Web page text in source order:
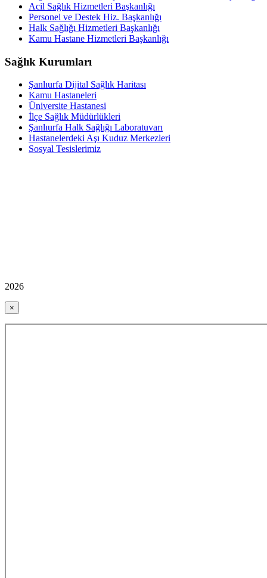
Acil Sağlık Hizmetleri Başkanlığı
Personel ve Destek Hiz. Başkanlığı
Halk Sağlığı Hizmetleri Başkanlığı
Kamu Hastane Hizmetleri Başkanlığı
Sağlık Kurumları
Şanlıurfa Dijital Sağlık Haritası
Kamu Hastaneleri
Üniversite Hastanesi
İlçe Sağlık Müdürlükleri
Şanlıurfa Halk Sağlığı Laboratuvarı
Hastanelerdeki Aşı Kuduz Merkezleri
Sosyal Tesislerimiz
2026
×